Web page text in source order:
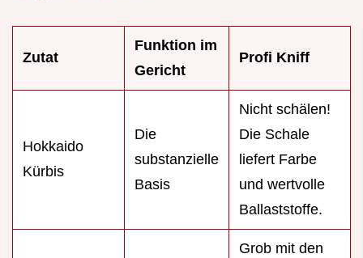
Zutat
Funktion im
Gericht
Profi Kniff
Hokkaido
Kürbis
Die
substanzielle
Basis
Nicht schälen!
Die Schale
liefert Farbe
und wertvolle
Ballaststoffe.
Grob mit den